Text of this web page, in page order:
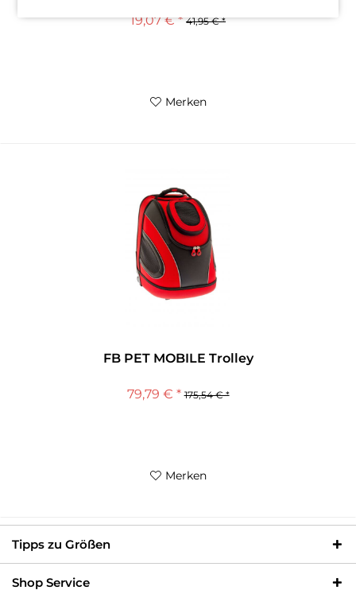
19,07 € * 41,95 € *
Merken
FB PET MOBILE Trolley
79,79 € * 175,54 € *
Merken
Tipps zu Größen
Shop Service